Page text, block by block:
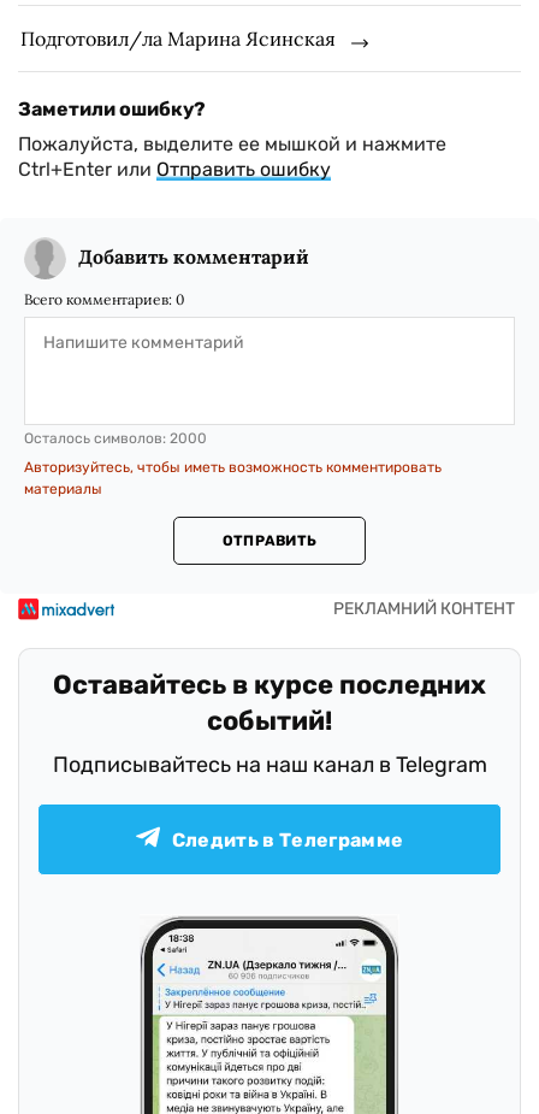
Подготовил/ла Марина Ясинская
Заметили ошибку?
Пожалуйста, выделите ее мышкой и нажмите
Ctrl+Enter или Отправить ошибку
Добавить комментарий
Всего комментариев: 0
Осталось символов: 2000
Авторизуйтесь, чтобы иметь возможность комментировать
материалы
ОТПРАВИТЬ
Оставайтесь в курсе последних
событий!
Подписывайтесь на наш канал в Telegram
Следить в Телеграмме